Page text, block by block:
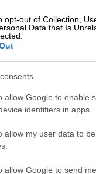
opt-out of Collection,
Data that Is
allow Google to enable
identifiers in apps.
allow my user data to
allow Google to send
θετικό
Κρίσιμη